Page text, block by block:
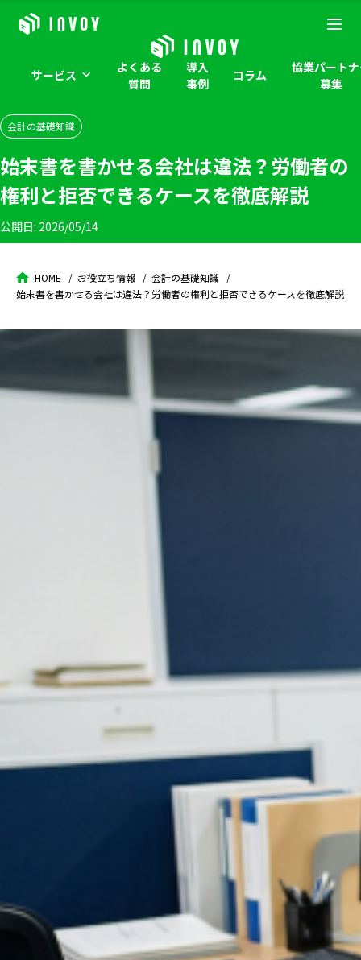
サービス
よくある
質問
導入
事例
コラム
協業パート
募集
会計の基礎知識
始末書を書かせる会社は違法？労働者の
権利と拒否できるケースを徹底解説
公開日: 2026/05/14
HOME お役立ち情報
会計の基礎知識
始末書を書かせる会社は違法？労働者の権利と拒否できるケースを徹底解説